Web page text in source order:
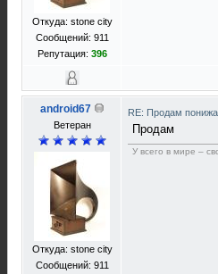
Откуда: stone city
Сообщений: 911
Репутация: 396
android67
Ветеран
Откуда: stone city
Сообщений: 911
RE: Продам
Продам
У всего в мире –